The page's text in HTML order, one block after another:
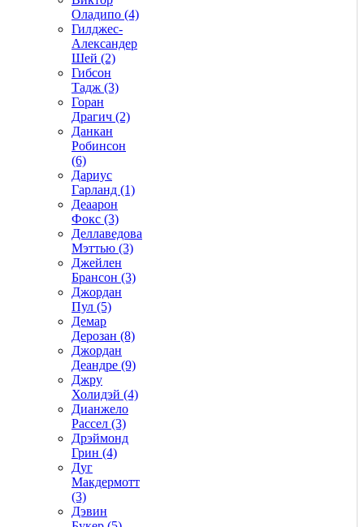
Оладипо (4)
Гилджес-
Александер
Шей (2)
Гибсон
Тадж (3)
Горан
Драгич (2)
Данкан
Робинсон
(6)
Дариус
Гарланд (1)
Деаарон
Фокс (3)
Деллаведова
Мэттью (3)
Джейлен
Брансон (3)
Джордан
Пул (5)
Демар
Дерозан (8)
Джордан
Деандре (9)
Джру
Холидэй (4)
Дианжело
Рассел (3)
Дрэймонд
Грин (4)
Дуг
Макдермотт
(3)
Дэвин